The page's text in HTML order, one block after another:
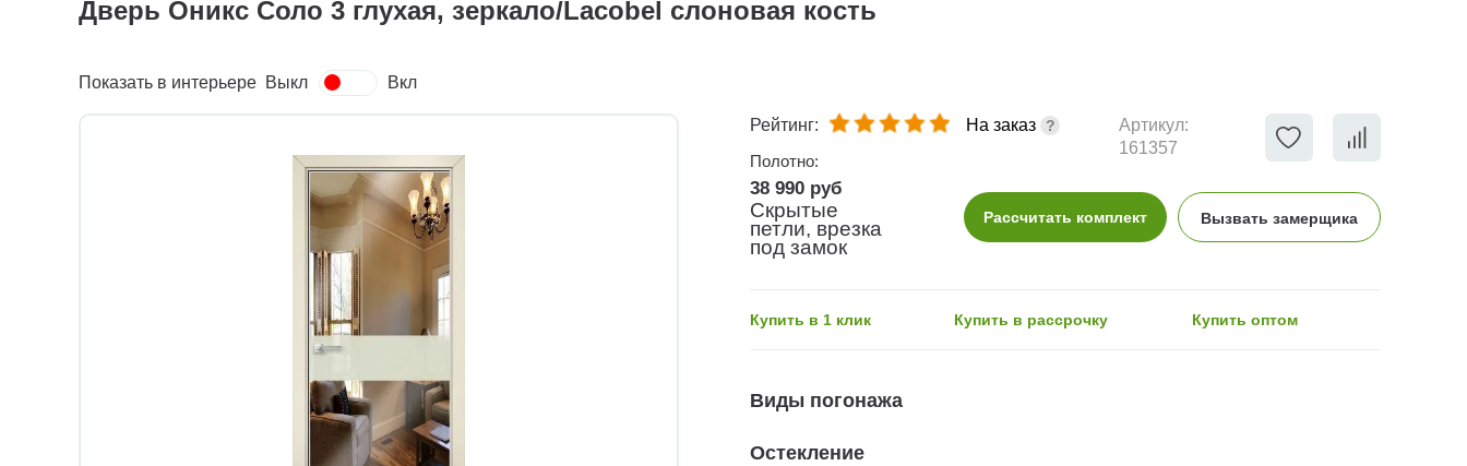
Дверь Оникс Соло 3 глухая, зеркало/Lacobel слоновая кость
Показать в интерьере Выкл Вкл
Рейтинг: На заказ
Артикул:
161357
Полотно:
38 990 руб
Скрытые
петли, врезка
под замок
Рассчитать комплект Вызвать замерщика
Купить в 1 клик Купить в рассрочку Купить оптом
Виды погонажа
Остекление